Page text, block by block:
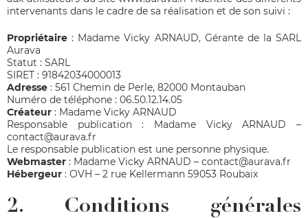
intervenants dans le cadre de sa réalisation et de son suivi :
Propriétaire: Madame Vicky ARNAUD, Gérante de la SARL
Aurava
Statut : SARL
SIRET : 91842034000013
Adresse : 561 Chemin de Perle, 82000 Montauban
Numéro de téléphone : 06.50.12.14.05
Créateur : Madame Vicky ARNAUD
Responsable publication : Madame Vicky ARNAUD –
contact@aurava.fr
Le responsable publication est une personne physique.
Webmaster : Madame Vicky ARNAUD – contact@aurava.fr
Hébergeur : OVH – 2 rue Kellermann 59053 Roubaix
2. Conditions générales